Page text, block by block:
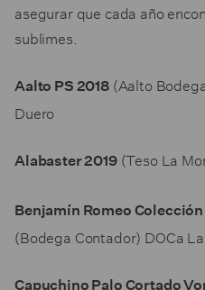
asegurar que cada año
sublimes.
Aalto PS 2018(Aalto
Duero
Alabaster 2019(Teso La
Benjamín Romeo Colección
(Bodega Contador) DOCa
Capuchino Palo Cortado